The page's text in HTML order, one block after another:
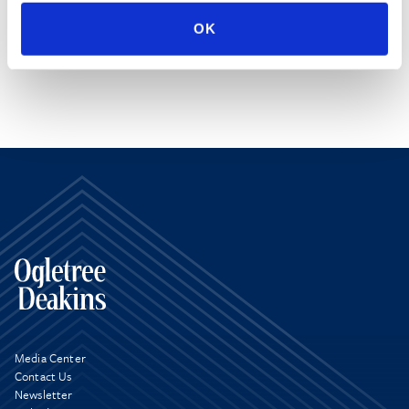
OK
Media Center
Contact Us
Newsletter